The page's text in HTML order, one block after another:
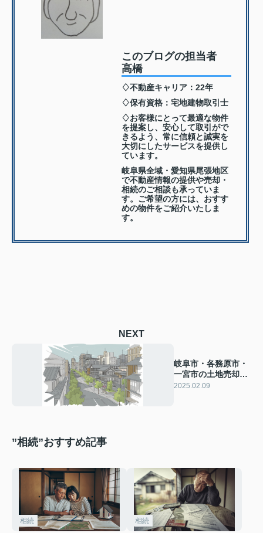
このブログの担当者
高橋
♢不動産キャリア：22年
♢保有資格：宅地建物取引士
♢お客様にとって最適な物件
を提案し、安心して取引がで
きるよう、常に信頼と誠実を
大切にしたサービスを提供し
ています。
岐阜県全域・愛知県尾張地区
で不動産情報の提供や売却・
相続のご相談も承っていま
す。ご希望の方には、おすす
めの物件をご紹介いたしま
す。
NEXT
岐阜市・各務原市・
一宮市の土地売却で
失敗しないために
2025.02.09
”相続”おすすめ記事
相続 相続